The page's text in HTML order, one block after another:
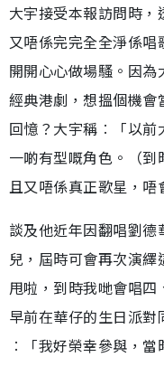
大宇接受本報訪問時
又唔係完完全全淨係唱
開開心心做場騷。因
經典港劇，想搵個機
回憶？大宇稱︰「以
一啲有型嘅角色。（
且又唔係真正歌星，唔
談及他近年因翻唱劉
兒，屆時可會再次演
甩啦，到時我哋會唱
早前在華仔的生日派
︰「我好榮幸參與，當